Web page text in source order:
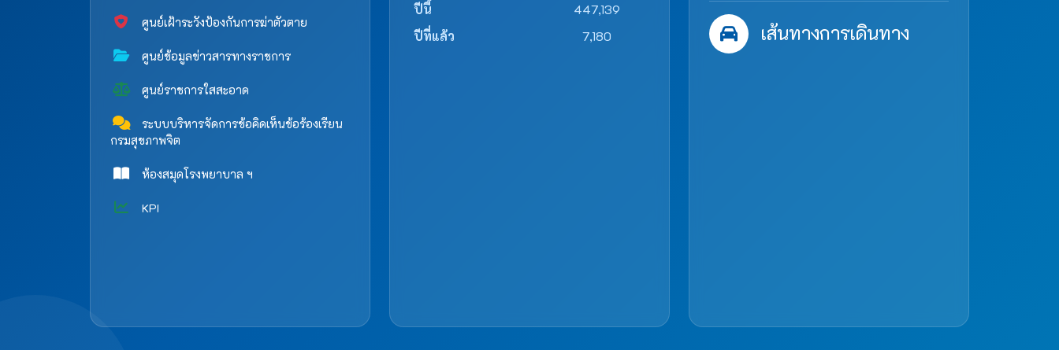
ศูนย์เฝ้าระวังป้องกันการฆ่าตัวตาย
ศูนย์ข้อมูลข่าวสารทางราชการ
ศูนย์ราชการใสสะอาด
ระบบบริหารจัดการข้อคิดเห็นข้อร้องเรียน
กรมสุขภาพจิต
ห้องสมุดโรงพยาบาล ฯ
KPI
ปีนี้
447,139
ปีที่แล้ว
7,180 เส้นทางการเดินทาง